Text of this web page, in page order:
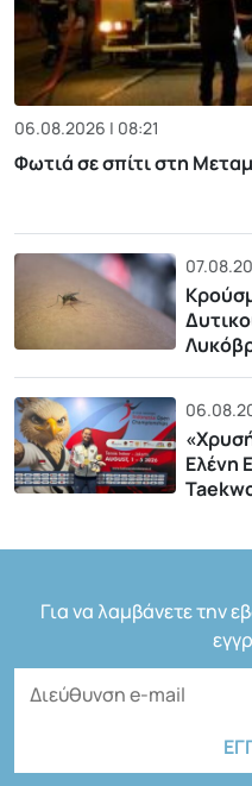
06.08.2026 | 08:21
Φωτιά σε σπίτι στη
Ελένη
Για να λαμβάνετε την